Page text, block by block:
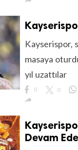
Kayserispor,
masaya
yıl uzattılar
0 0

Devam